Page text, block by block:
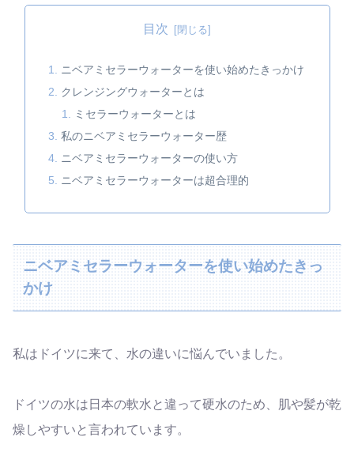
目次
ニベアミセラーウォーターを使い始めたきっかけ
クレンジングウォーターとは
ミセラーウォーターとは
私のニベアミセラーウォーター歴
ニベアミセラーウォーターの使い方
ニベアミセラーウォーターは超合理的
ニベアミセラーウォーターを使い始めたきっ
かけ
私はドイツに来て、水の違いに悩んでいました。
ドイツの水は日本の軟水と違って硬水のため、肌や髪が乾
燥しやすいと言われています。